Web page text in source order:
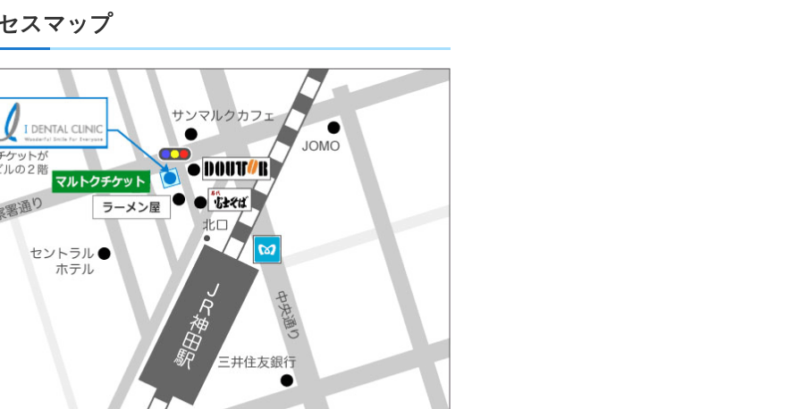
スマップ